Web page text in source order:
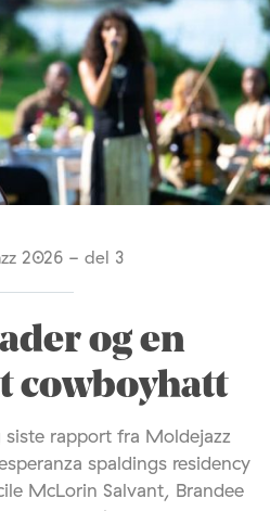
2026 - del 3
og en
cowboyhatt
siste rapport fra Moldejazz
spaldings residency
McLorin Salvant, Brandee